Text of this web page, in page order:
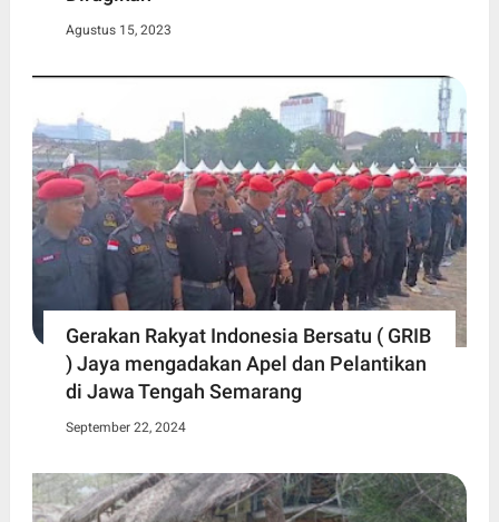
Agustus 15, 2023
Gerakan Rakyat Indonesia Bersatu ( GRIB
) Jaya mengadakan Apel dan Pelantikan
di Jawa Tengah Semarang
September 22, 2024